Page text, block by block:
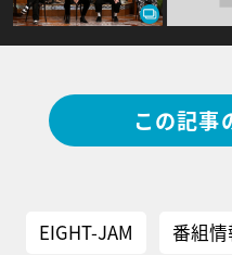
この記事
EIGHT-JAM 番組情